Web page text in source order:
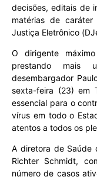
decisões, editais de
matérias de
Justiça Eletrônico
O dirigente
prestando mais
desembargador
sexta-feira (23) em
essencial para o
vírus em todo o
atentos a todos os
A diretora de Saúde
Richter Schmidt,
número de casos